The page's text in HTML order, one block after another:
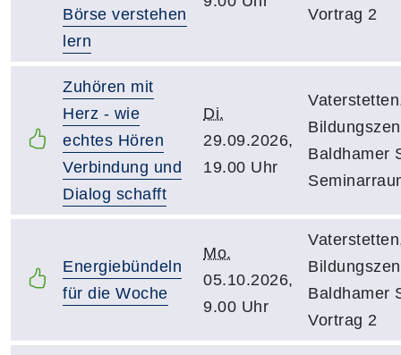
Börse verstehen
lern
Vortrag 2
Zuhören mit
Herz - wie
echtes Hören
Verbindung und
Dialog schafft
Di.
29.09.2026,
19.00 Uhr
Baldhamer
Energiebündeln
für die Woche
Mo.
05.10.2026,
9.00 Uhr
Baldhamer
Vortrag 2